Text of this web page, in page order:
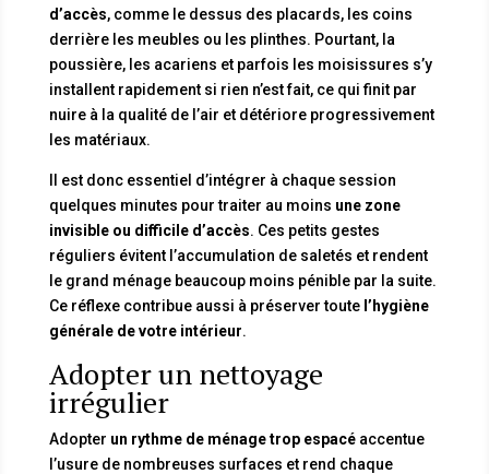
d’accès, comme le dessus des placards, les coins
derrière les meubles ou les plinthes. Pourtant, la
poussière, les acariens et parfois les moisissures s’y
installent rapidement si rien n’est fait, ce qui finit par
nuire à la qualité de l’air et détériore progressivement
les matériaux.
Il est donc essentiel d’intégrer à chaque session
quelques minutes pour traiter au moins une zone
invisible ou difficile d’accès. Ces petits gestes
réguliers évitent l’accumulation de saletés et rendent
le grand ménage beaucoup moins pénible par la suite.
Ce réflexe contribue aussi à préserver toute l’hygiène
générale de votre intérieur.
Adopter un nettoyage
irrégulier
Adopter un rythme de ménage trop espacéaccentue
l’usure de nombreuses surfaces et rend chaque